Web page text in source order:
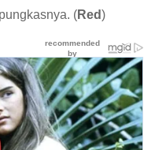
(Red)